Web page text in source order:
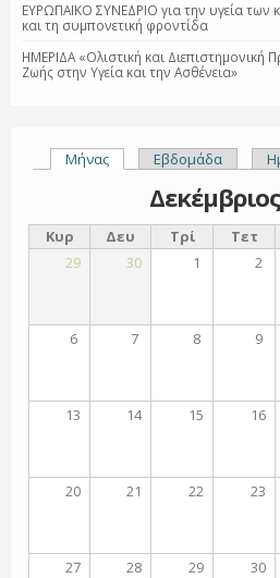
ΕΥΡΩΠΑΪΚΟ ΣΥΝΕΔΡΙΟ για την υγεία
και τη συμπονετική φροντίδα
ΗΜΕΡΙΔΑ «Ολιστική και Διεπιστημονική
Ζωής στην Υγεία και την Ασθένεια»
Πρωτεύουσες
Μήνας(ενεργή καρτέλα)
Εβδομάδα
Κυρ Δευ Τρί Τετ
29
30 1 2
6 7 8 9
13 14 15 16
20 21 22 23
27 28 29 30